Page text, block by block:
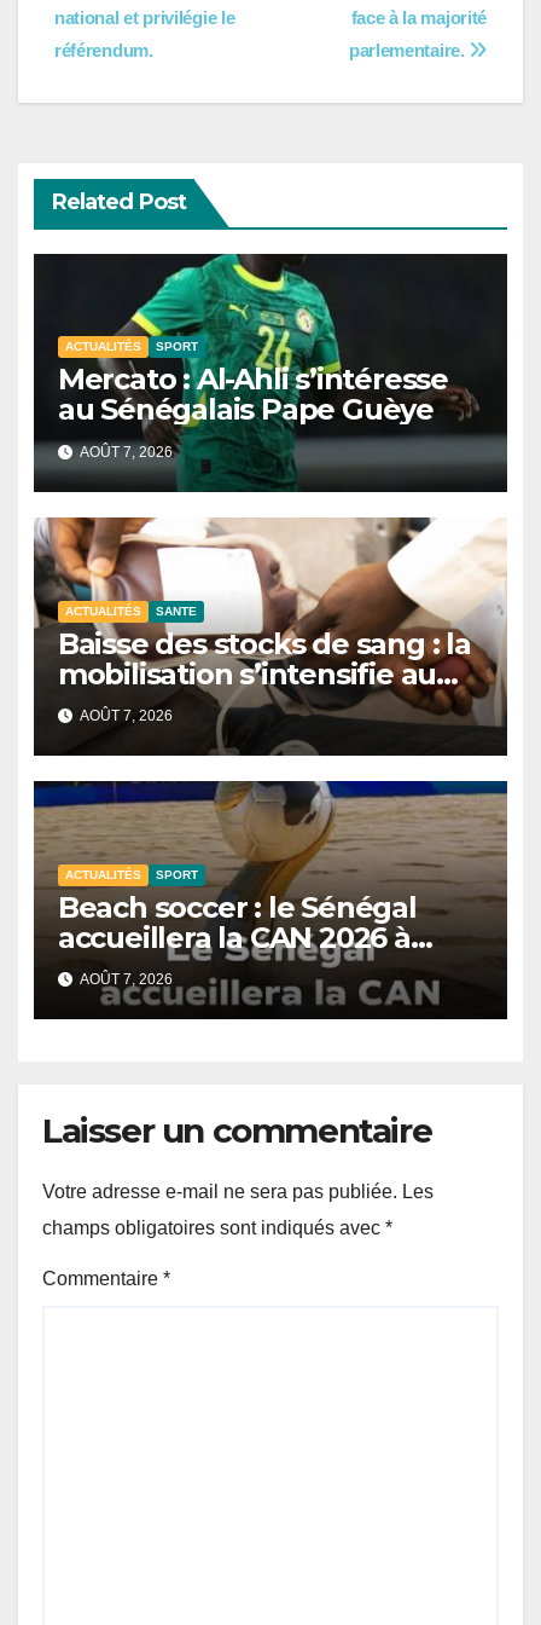
l’article
face à la majorité
parlementaire.
national et privilégie le
référendum.
Related Post
ACTUALITÉS SPORT
Mercato : Al-Ahli s’intéresse
au Sénégalais Pape Guèye
AOÛT 7, 2026
ACTUALITÉS SANTE
Baisse des stocks de sang : la
mobilisation s’intensifie au
CNTS de Dakar.
AOÛT 7, 2026
ACTUALITÉS SPORT
Beach soccer : le Sénégal
accueillera la CAN 2026 à
Dakar.
AOÛT 7, 2026
Laisser un commentaire
Votre adresse e-mail ne sera pas publiée. Les
champs obligatoires sont indiqués avec *
Commentaire *